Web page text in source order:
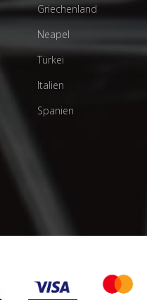
Griechenland
Neapel
Türkei
Italien
Spanien